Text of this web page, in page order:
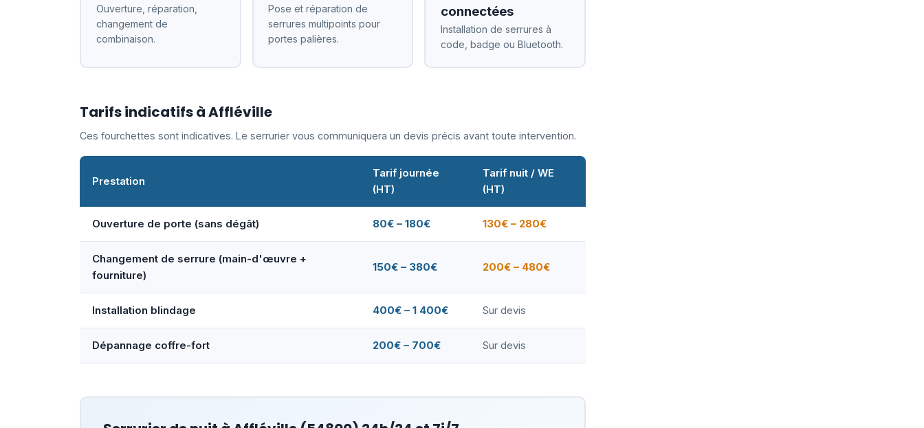
Ouverture, réparation,
changement de
combinaison.
Pose et réparation de
serrures multipoints pour
portes palières.
connectées
Installation de serrures à
code, badge ou Bluetooth.
Tarifs indicatifs à Affléville
Ces fourchettes sont indicatives. Le serrurier vous communiquera un devis précis avant toute intervention.
Prestation
Tarif journée
(HT)
Tarif nuit / WE
(HT)
Ouverture de porte (sans dégât) 80€ – 180€ 130€ – 280€
Changement de serrure (main-d'œuvre +
fourniture)
150€ – 380€ 200€ – 480€
Installation blindage 400€ – 1 400€ Sur devis
Dépannage coffre-fort 200€ – 700€ Sur devis